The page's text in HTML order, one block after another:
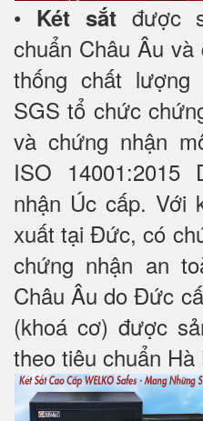
• Két sắtđược
chuẩn Châu Âu
thống chất lượng
SGS tổ chức
và chứng nhận
ISO
nhận Úc cấp. Với
xuất tại Đức, có
chứng nhận an
Châu Âu do Đức
(khoá cơ) được
theo tiêu chuẩn Hà